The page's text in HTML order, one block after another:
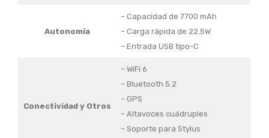
Autonomía
– Capacidad de 7700 mAh
– Carga rápida de 22.5W
– Entrada USB tipo-C
Conectividad y Otros
– WiFi 6
– Bluetooth 5.2
– GPS
– Altavoces cuádruples
– Soporte para Stylus